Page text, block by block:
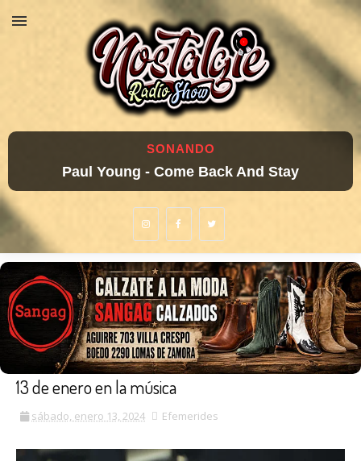
SONANDO
Paul Young - Come Back And Stay
13 de enero en la música
sábado, enero 13, 2024 Efemerides